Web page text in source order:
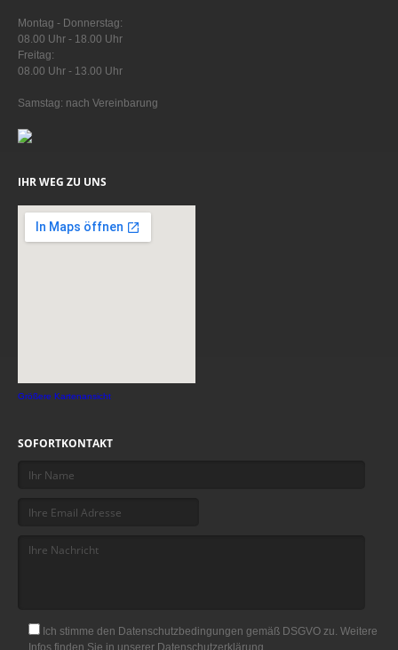
Montag - Donnerstag:
08.00 Uhr - 18.00 Uhr
Freitag:
08.00 Uhr - 13.00 Uhr
Samstag: nach Vereinbarung
IHR WEG ZU UNS
Größere Kartenansicht
SOFORTKONTAKT
Ich stimme den Datenschutzbedingungen gemäß DSGVO zu. Weitere
Infos finden Sie in unserer Datenschutzerklärung.